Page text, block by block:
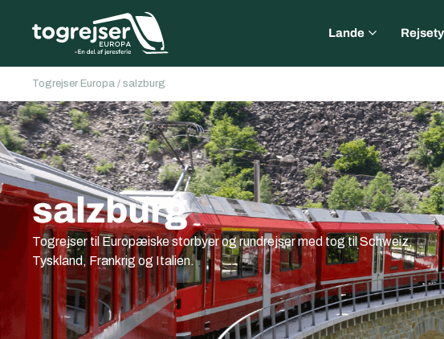
Lande
Togrejser Europa / salzburg
salzburg
Togrejser til Europæiske storbyer og rundrejser med tog til Schweiz,
Tyskland, Frankrig og Italien.